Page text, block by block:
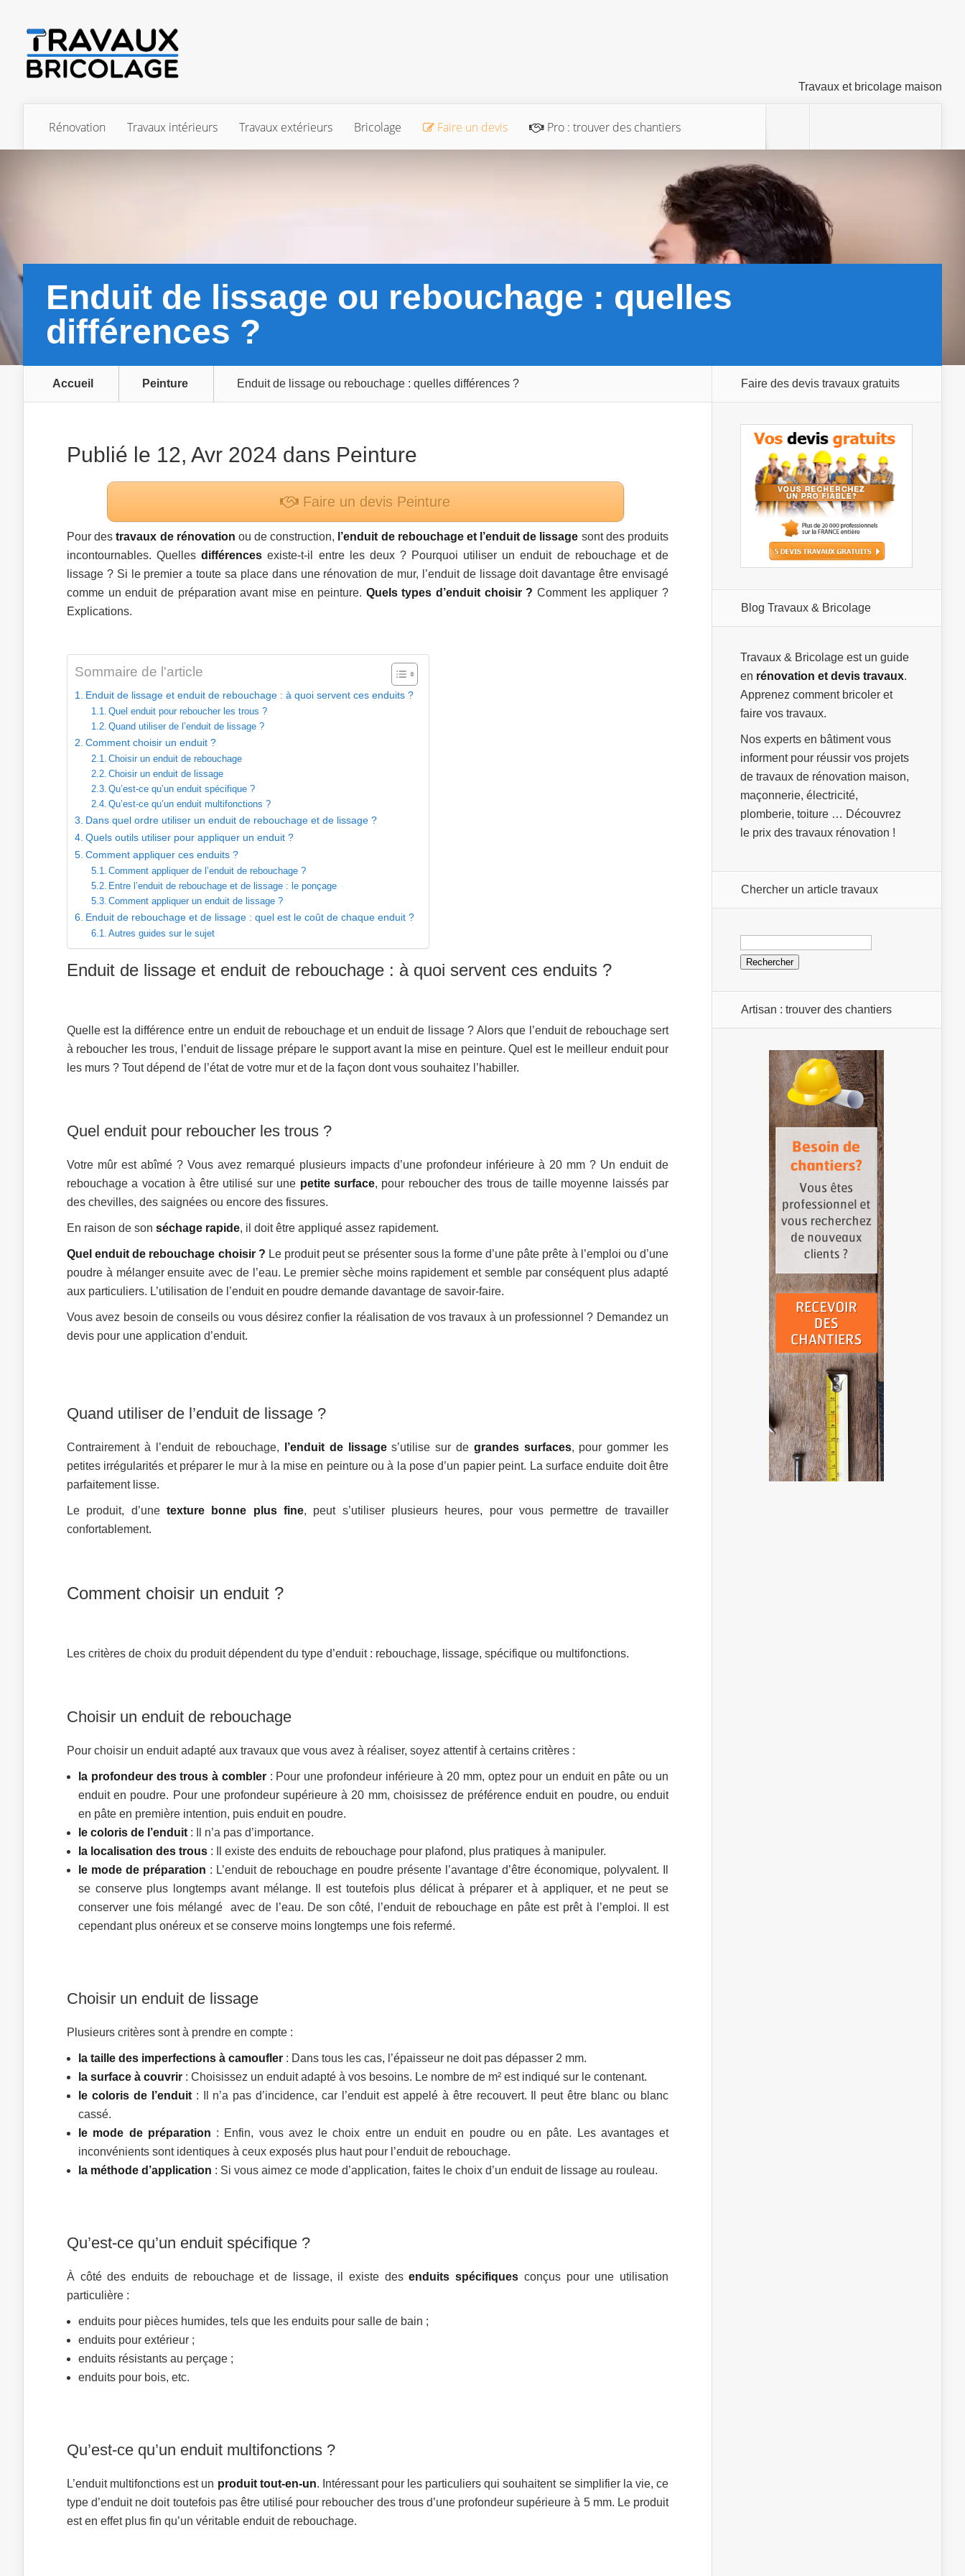
Travaux et bricolage maison
Rénovation Travaux intérieurs Travaux extérieurs Bricolage Faire un devis Pro : trouver des chantiers
Enduit de lissage ou rebouchage : quelles
différences ?
Accueil Peinture Enduit de lissage ou rebouchage : quelles différences ?
Publié le 12, Avr 2024 dans Peinture
Faire un devis Peinture
Pour destravaux de rénovation ou de construction, l’enduit de rebouchage et l’enduit de lissage sont des produits
incontournables. Quellesdifférences existe-t-il entre les deux ? Pourquoi utiliser un enduit de rebouchage et de
lissage ? Si le premier a toute sa place dans une rénovation de mur, l’enduit de lissage doit davantage être envisagé
comme un enduit de préparation avant mise en peinture. Quels types d’enduit choisir ? Comment les appliquer ?
Explications.
Sommaire de l'article
Enduit de lissage et enduit de rebouchage : à quoi servent ces enduits ?
Quel enduit pour reboucher les trous ?
Quand utiliser de l’enduit de lissage ?
Comment choisir un enduit ?
Choisir un enduit de rebouchage
Choisir un enduit de lissage
Qu’est-ce qu’un enduit spécifique ?
Qu’est-ce qu’un enduit multifonctions ?
Dans quel ordre utiliser un enduit de rebouchage et de lissage ?
Quels outils utiliser pour appliquer un enduit ?
Comment appliquer ces enduits ?
Comment appliquer de l’enduit de rebouchage ?
Entre l’enduit de rebouchage et de lissage : le ponçage
Comment appliquer un enduit de lissage ?
Enduit de rebouchage et de lissage : quel est le coût de chaque enduit ?
Autres guides sur le sujet
Enduit de lissage et enduit de rebouchage : à quoi servent ces enduits ?
Quelle est la différence entre un enduit de rebouchage et un enduit de lissage ? Alors que l’enduit de rebouchage sert
à reboucher les trous, l’enduit de lissage prépare le support avant la mise en peinture. Quel est le meilleur enduit pour
les murs ? Tout dépend de l’état de votre mur et de la façon dont vous souhaitez l’habiller.
Quel enduit pour reboucher les trous ?
Votre mûr est abîmé ? Vous avez remarqué plusieurs impacts d’une profondeur inférieure à 20 mm ? Un enduit de
rebouchage a vocation à être utilisé sur une petite surface, pour reboucher des trous de taille moyenne laissés par
des chevilles, des saignées ou encore des fissures.
En raison de son séchage rapide, il doit être appliqué assez rapidement.
Quel enduit de rebouchage choisir ? Le produit peut se présenter sous la forme d’une pâte prête à l’emploi ou d’une
poudre à mélanger ensuite avec de l’eau. Le premier sèche moins rapidement et semble par conséquent plus adapté
aux particuliers. L’utilisation de l’enduit en poudre demande davantage de savoir-faire.
Vous avez besoin de conseils ou vous désirez confier la réalisation de vos travaux à un professionnel ? Demandez un
devis pour une application d’enduit.
Quand utiliser de l’enduit de lissage ?
Contrairement à l’enduit de rebouchage, l’enduit de lissages’utilise sur de grandes surfaces, pour gommer les
petites irrégularités et préparer le mur à la mise en peinture ou à la pose d’un papier peint. La surface enduite doit être
parfaitement lisse.
Le produit, d’une texture bonne plus fine, peut s’utiliser plusieurs heures, pour vous permettre de travailler
confortablement.
Comment choisir un enduit ?
Les critères de choix du produit dépendent du type d’enduit : rebouchage, lissage, spécifique ou multifonctions.
Choisir un enduit de rebouchage
Pour choisir un enduit adapté aux travaux que vous avez à réaliser, soyez attentif à certains critères :
la profondeur des trous à combler: Pour une profondeur inférieure à 20 mm, optez pour un enduit en pâte ou un
enduit en poudre. Pour une profondeur supérieure à 20 mm, choisissez de préférence enduit en poudre, ou enduit
en pâte en première intention, puis enduit en poudre.
le coloris de l’enduit : Il n’a pas d’importance.
la localisation des trous : Il existe des enduits de rebouchage pour plafond, plus pratiques à manipuler.
le mode de préparation : L’enduit de rebouchage en poudre présente l’avantage d’être économique, polyvalent. Il
se conserve plus longtemps avant mélange. Il est toutefois plus délicat à préparer et à appliquer, et ne peut se
conserver une fois mélangé avec de l’eau. De son côté, l’enduit de rebouchage en pâte est prêt à l’emploi. Il est
cependant plus onéreux et se conserve moins longtemps une fois refermé.
Choisir un enduit de lissage
Plusieurs critères sont à prendre en compte :
la taille des imperfections à camoufler : Dans tous les cas, l’épaisseur ne doit pas dépasser 2 mm.
la surface à couvrir : Choisissez un enduit adapté à vos besoins. Le nombre de m² est indiqué sur le contenant.
le coloris de l’enduit: Il n’a pas d’incidence, car l’enduit est appelé à être recouvert. Il peut être blanc ou blanc
cassé.
le mode de préparation : Enfin, vous avez le choix entre un enduit en poudre ou en pâte. Les avantages et
inconvénients sont identiques à ceux exposés plus haut pour l’enduit de rebouchage.
la méthode d’application : Si vous aimez ce mode d’application, faites le choix d’un enduit de lissage au rouleau.
Qu’est-ce qu’un enduit spécifique ?
À côté des enduits de rebouchage et de lissage, il existe desenduits spécifiques conçus pour une utilisation
particulière :
enduits pour pièces humides, tels que les enduits pour salle de bain ;
enduits pour extérieur ;
enduits résistants au perçage ;
enduits pour bois, etc.
Qu’est-ce qu’un enduit multifonctions ?
L’enduit multifonctions est un produit tout-en-un. Intéressant pour les particuliers qui souhaitent se simplifier la vie, ce
type d’enduit ne doit toutefois pas être utilisé pour reboucher des trous d’une profondeur supérieure à 5 mm. Le produit
est en effet plus fin qu’un véritable enduit de rebouchage.
Faire des devis travaux gratuits
Blog Travaux & Bricolage
Travaux & Bricolage est un guide
en rénovation et devis travaux.
Apprenez comment bricoler et
faire vos travaux.
Nos experts en bâtiment vous
informent pour réussir vos projets
de travaux de rénovation maison,
maçonnerie, électricité,
plomberie, toiture … Découvrez
le prix des travaux rénovation !
Chercher un article travaux
Rechercher :
Artisan : trouver des chantiers